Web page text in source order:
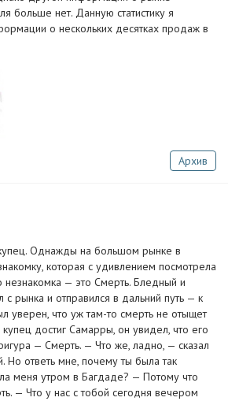
больше нет. Данную статистику я
о нескольких десятках продаж в
Архив
Однажды на большом рынке в
которая с удивлением посмотрела
незнакомка — это Смерть. Бледный и
рынка и отправился в дальний путь — к
уверен, что уж там-то смерть не отыщет
достиг Самарры, он увидел, что его
— Смерть. — Что же, ладно, — сказал
Но ответь мне, почему ты была так
меня утром в Багдаде? — Потому что
— Что у нас с тобой сегодня вечером